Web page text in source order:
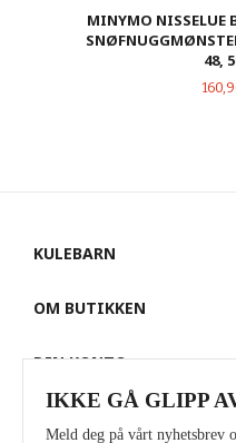
MINYMO NISSELUE
48,
KULEBARN
OM BUTIKKEN
DIN KONTO
IKKE GÅ GLIPP
Meld deg på vårt nyhetsbrev